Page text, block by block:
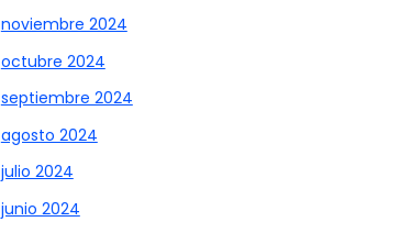
noviembre 2024
octubre 2024
septiembre 2024
agosto 2024
julio 2024
junio 2024